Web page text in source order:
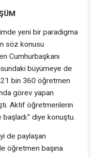
yeni bir paradigma
söz konusu
Cumhurbaşkanı
büyümeye de
bin 360 öğretmen
görev yapan
Aktif öğretmenlerin
diye konuştu.
de paylaşan
öğretmen başına